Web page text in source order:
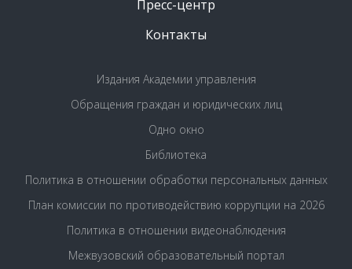
Пресс-центр
Контакты
Издания Академии управления
Обращения граждан и юридических лиц
Одно окно
Библиотека
Политика в отношении обработки персональных данных
План комиссии по противодействию коррупции на 2026
Политика в отношении видеонаблюдения
Межвузовский образовательный портал